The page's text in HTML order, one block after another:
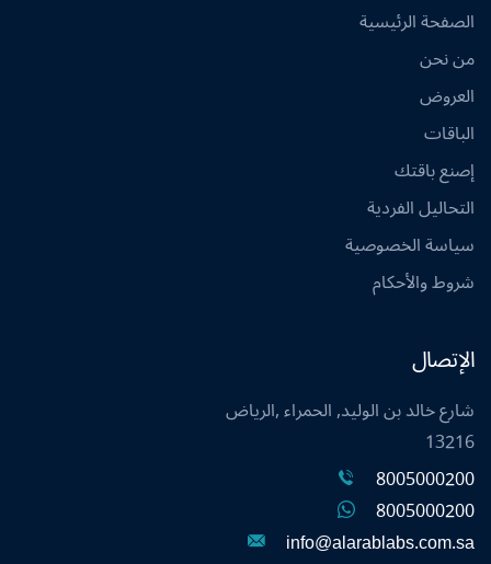
الصفحة الرئيسية
من نحن
العروض
الباقات
إصنع باقتك
التحاليل الفردية
سياسة الخصوصية
شروط والأحكام
الإتصال
شارع خالد بن الوليد, الحمراء ,الرياض
13216
8005000200
8005000200
info@alarablabs.com.sa